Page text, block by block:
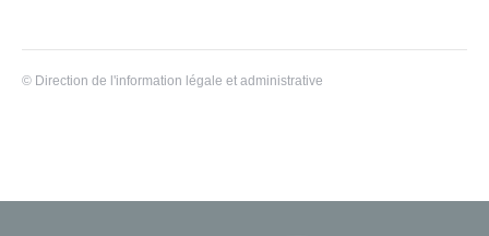
© Direction de l'information légale et administrative